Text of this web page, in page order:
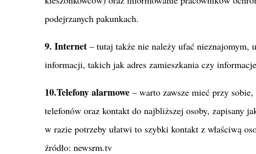
podejrzanych pakunkach.
9. Internet – tutaj także nie należy ufać nieznajomym,
informacji, takich jak adres zamieszkania czy
10.Telefony alarmowe – warto zawsze mieć przy
telefonów oraz kontakt do najbliższej osoby, zapisany
w razie potrzeby ułatwi to szybki kontakt z właściwą
źródło: newsrm.tv